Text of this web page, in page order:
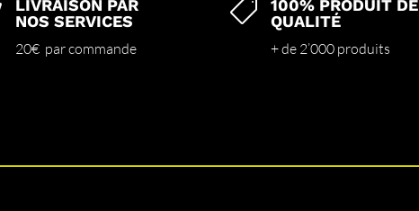
LIVRAISON PAR
NOS SERVICES
20€ par commande

100% PRODUIT DE
QUALITÉ
+ de 2’000 produits